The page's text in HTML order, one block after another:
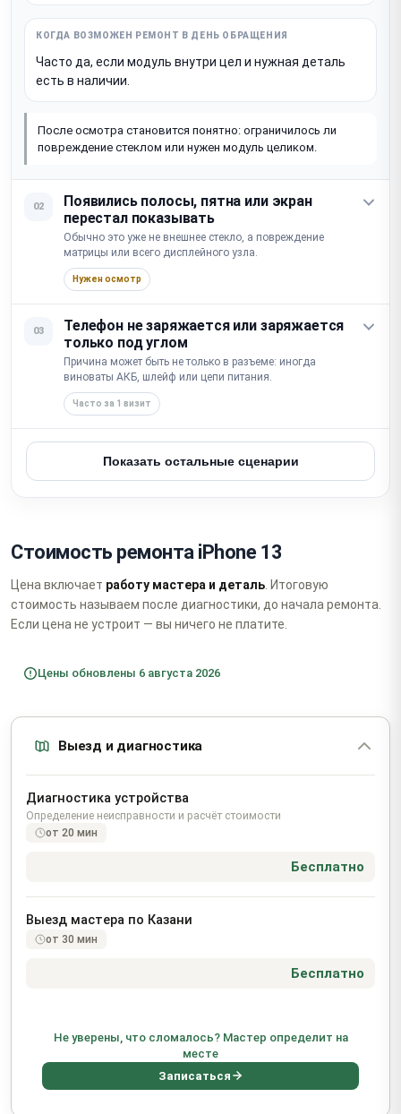
Часто да, если модуль внутри цел и нужная деталь
есть в наличии.
После осмотра становится понятно: ограничилось ли
повреждение стеклом или нужен модуль целиком.
02
Появились полосы, пятна или экран
перестал показывать
Обычно это уже не внешнее стекло, а повреждение
матрицы или всего дисплейного узла.
Нужен осмотр
03
Телефон не заряжается или заряжается
только под углом
Причина может быть не только в разъеме: иногда
виноваты АКБ, шлейф или цепи питания.
Часто за 1 визит
Показать остальные сценарии
Стоимость ремонта iPhone 13
Цена включает работу мастера и деталь . Итоговую
стоимость называем после диагностики, до начала ремонта.
Если цена не устроит — вы ничего не платите.
Цены обновлены 6 августа 2026
Выезд и диагностика
Диагностика устройства
Определение неисправности и расчёт стоимости
от 20 мин
Бесплатно
Выезд мастера по Казани
от 30 мин
Бесплатно
Не уверены, что сломалось? Мастер определит на
месте
Записаться